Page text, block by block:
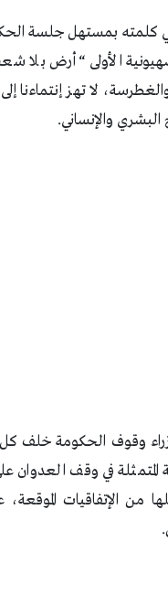
كلمته بمستهل جلسة
الأولى “أرض
لا تهز إنتماءنا
البشري والإنساني.
وقوف الحكومة خلف
المتمثلة في وقف العدوان
من الإتفاقيات